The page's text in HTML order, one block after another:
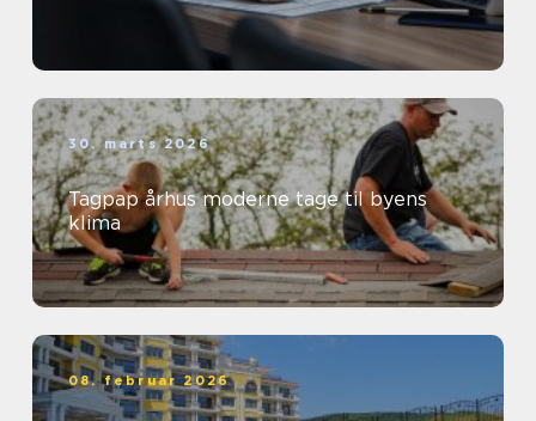
30. marts 2026
Tagpap århus moderne tage til byens
klima
08. februar 2026